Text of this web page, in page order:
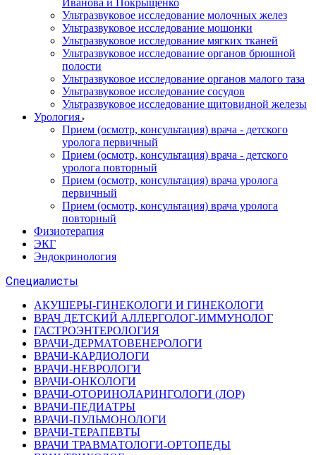
Иванова и Покрыщенко
Ультразвуковое исследование молочных желез
Ультразвуковое исследование мошонки
Ультразвуковое исследование мягких тканей
Ультразвуковое исследование органов брюшной
полости
Ультразвуковое исследование органов малого таза
Ультразвуковое исследование сосудов
Ультразвуковое исследование щитовидной железы
Урология
Прием (осмотр, консультация) врача - детского
уролога первичный
Прием (осмотр, консультация) врача - детского
уролога повторный
Прием (осмотр, консультация) врача уролога
первичный
Прием (осмотр, консультация) врача уролога
повторный
Физиотерапия
ЭКГ
Эндокринология
Специалисты
АКУШЕРЫ-ГИНЕКОЛОГИ И ГИНЕКОЛОГИ
ВРАЧ ДЕТСКИЙ АЛЛЕРГОЛОГ-ИММУНОЛОГ
ГАСТРОЭНТЕРОЛОГИЯ
ВРАЧИ-ДЕРМАТОВЕНЕРОЛОГИ
ВРАЧИ-КАРДИОЛОГИ
ВРАЧИ-НЕВРОЛОГИ
ВРАЧИ-ОНКОЛОГИ
ВРАЧИ-ОТОРИНОЛАРИНГОЛОГИ (ЛОР)
ВРАЧИ-ПЕДИАТРЫ
ВРАЧИ-ПУЛЬМОНОЛОГИ
ВРАЧИ-ТЕРАПЕВТЫ
ВРАЧИ ТРАВМАТОЛОГИ-ОРТОПЕДЫ